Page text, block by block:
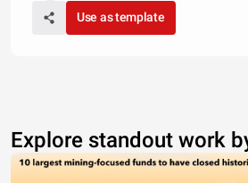
Use as template
Explore standout work